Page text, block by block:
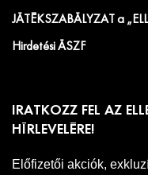
JÁTÉKSZABÁLYZAT a
Hirdetési ÁSZF
IRATKOZZ FEL AZ
HÍRLEVELÉRE!
Előfizetői akciók,